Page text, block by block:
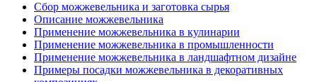
Сбор можжевельника и заготовка сырья
Описание можжевельника
Применение можжевельника в кулинарии
Применение можжевельника в промышленности
Применение можжевельника в ландшафтном дизайне
Примеры посадки можжевельника в декоративных